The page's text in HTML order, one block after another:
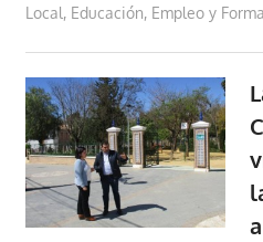
Local, Educación, Empleo y